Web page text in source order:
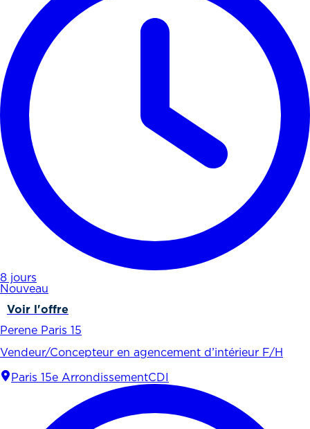
8 jours
Nouveau
Voir l'offre
Perene Paris 15
Vendeur/Concepteur en agencement d’intérieur F/H
Paris 15e ArrondissementCDI